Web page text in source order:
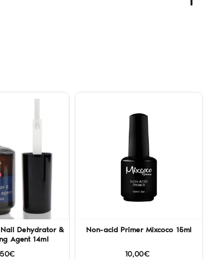
Dehydrator &
Agent 14ml
Non-acid Primer Mixcoco 15ml
10,00€